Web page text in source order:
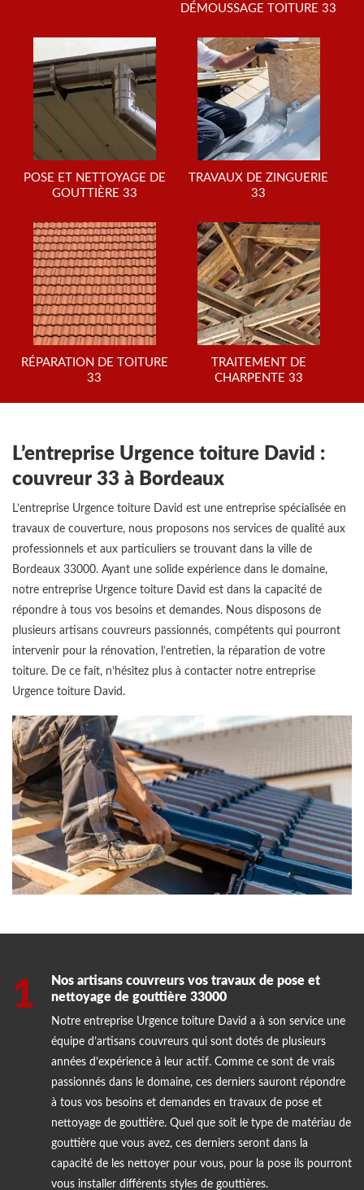
DÉMOUSSAGE TOITURE 33
POSE ET NETTOYAGE DE
GOUTTIÈRE 33
TRAVAUX DE ZINGUERIE
33
RÉPARATION DE TOITURE
33
TRAITEMENT DE
CHARPENTE 33
L’entreprise Urgence toiture David :
couvreur 33 à Bordeaux
L’entreprise Urgence toiture David est une entreprise spécialisée en
travaux de couverture, nous proposons nos services de qualité aux
professionnels et aux particuliers se trouvant dans la ville de
Bordeaux 33000. Ayant une solide expérience dans le domaine,
notre entreprise Urgence toiture David est dans la capacité de
répondre à tous vos besoins et demandes. Nous disposons de
plusieurs artisans couvreurs passionnés, compétents qui pourront
intervenir pour la rénovation, l’entretien, la réparation de votre
toiture. De ce fait, n’hésitez plus à contacter notre entreprise
Urgence toiture David.
1
Nos artisans couvreurs vos travaux de pose et
nettoyage de gouttière 33000
Notre entreprise Urgence toiture David a à son service une
équipe d’artisans couvreurs qui sont dotés de plusieurs
années d’expérience à leur actif. Comme ce sont de vrais
passionnés dans le domaine, ces derniers sauront répondre
à tous vos besoins et demandes en travaux de pose et
nettoyage de gouttière. Quel que soit le type de matériau de
gouttière que vous avez, ces derniers seront dans la
capacité de les nettoyer pour vous, pour la pose ils pourront
vous installer différents styles de gouttières.